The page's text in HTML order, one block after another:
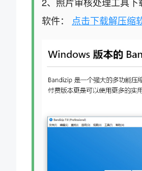
软件： 点击下载解压缩